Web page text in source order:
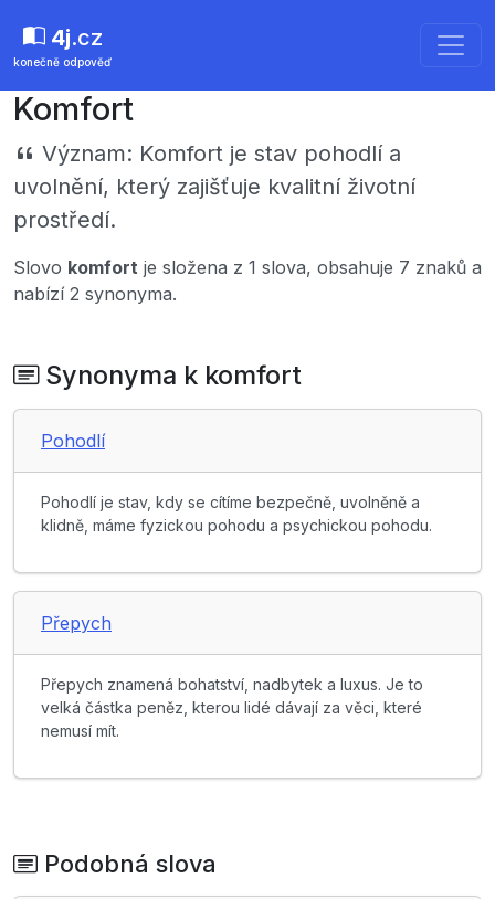
4j.cz
konečně odpověď
Komfort
Význam: Komfort je stav pohodlí a
uvolnění, který zajišťuje kvalitní životní
prostředí.
Slovo komfort je složena z 1 slova, obsahuje 7 znaků a
nabízí 2 synonyma.
Synonyma k komfort
Pohodlí
Pohodlí je stav, kdy se cítíme bezpečně, uvolněně a
klidně, máme fyzickou pohodu a psychickou pohodu.
Přepych
Přepych znamená bohatství, nadbytek a luxus. Je to
velká částka peněz, kterou lidé dávají za věci, které
nemusí mít.
Podobná slova